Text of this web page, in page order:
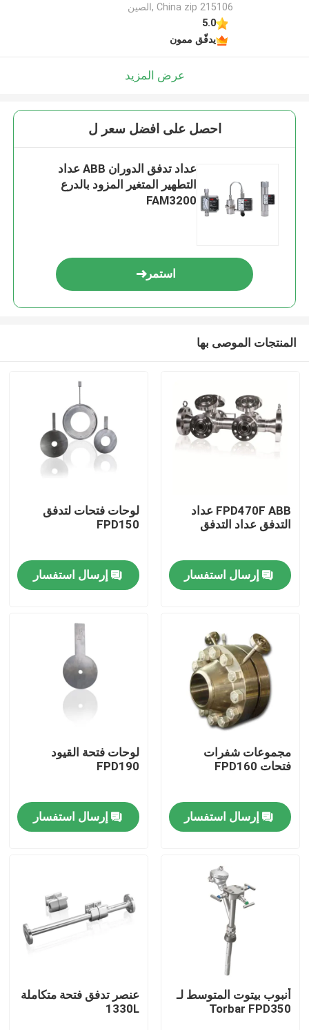
المنتجات
أشرطة فيديو
حول بنا
جولة في المعمل
اتصل بنا
طلب اقتباس
مولد غازات PSA
China zip 215106 ,الصين
5.0
يدقّق ممون
عرض المزيد
احصل على افضل سعر ل
عداد تدفق الدوران ABB عداد
التطهير المتغير المزود بالدرع
FAM3200
استمر
المنتجات الموصى بها
FPD470F ABB عداد
التدفق عداد التدفق
إرسال استفسار
لوحات فتحات لتدفق
FPD150
إرسال استفسار
مجموعات شفرات
فتحات FPD160
إرسال استفسار
لوحات فتحة القيود
FPD190
إرسال استفسار
أنبوب بيتوت المتوسط لـ
Torbar FPD350
عنصر تدفق فتحة متكاملة
1330L